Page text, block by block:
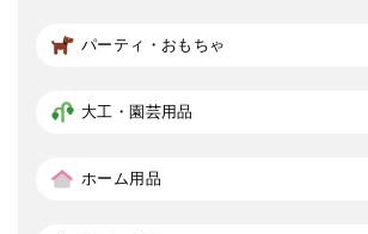
パーティ・おもちゃ
大工・園芸用品
ホーム用品